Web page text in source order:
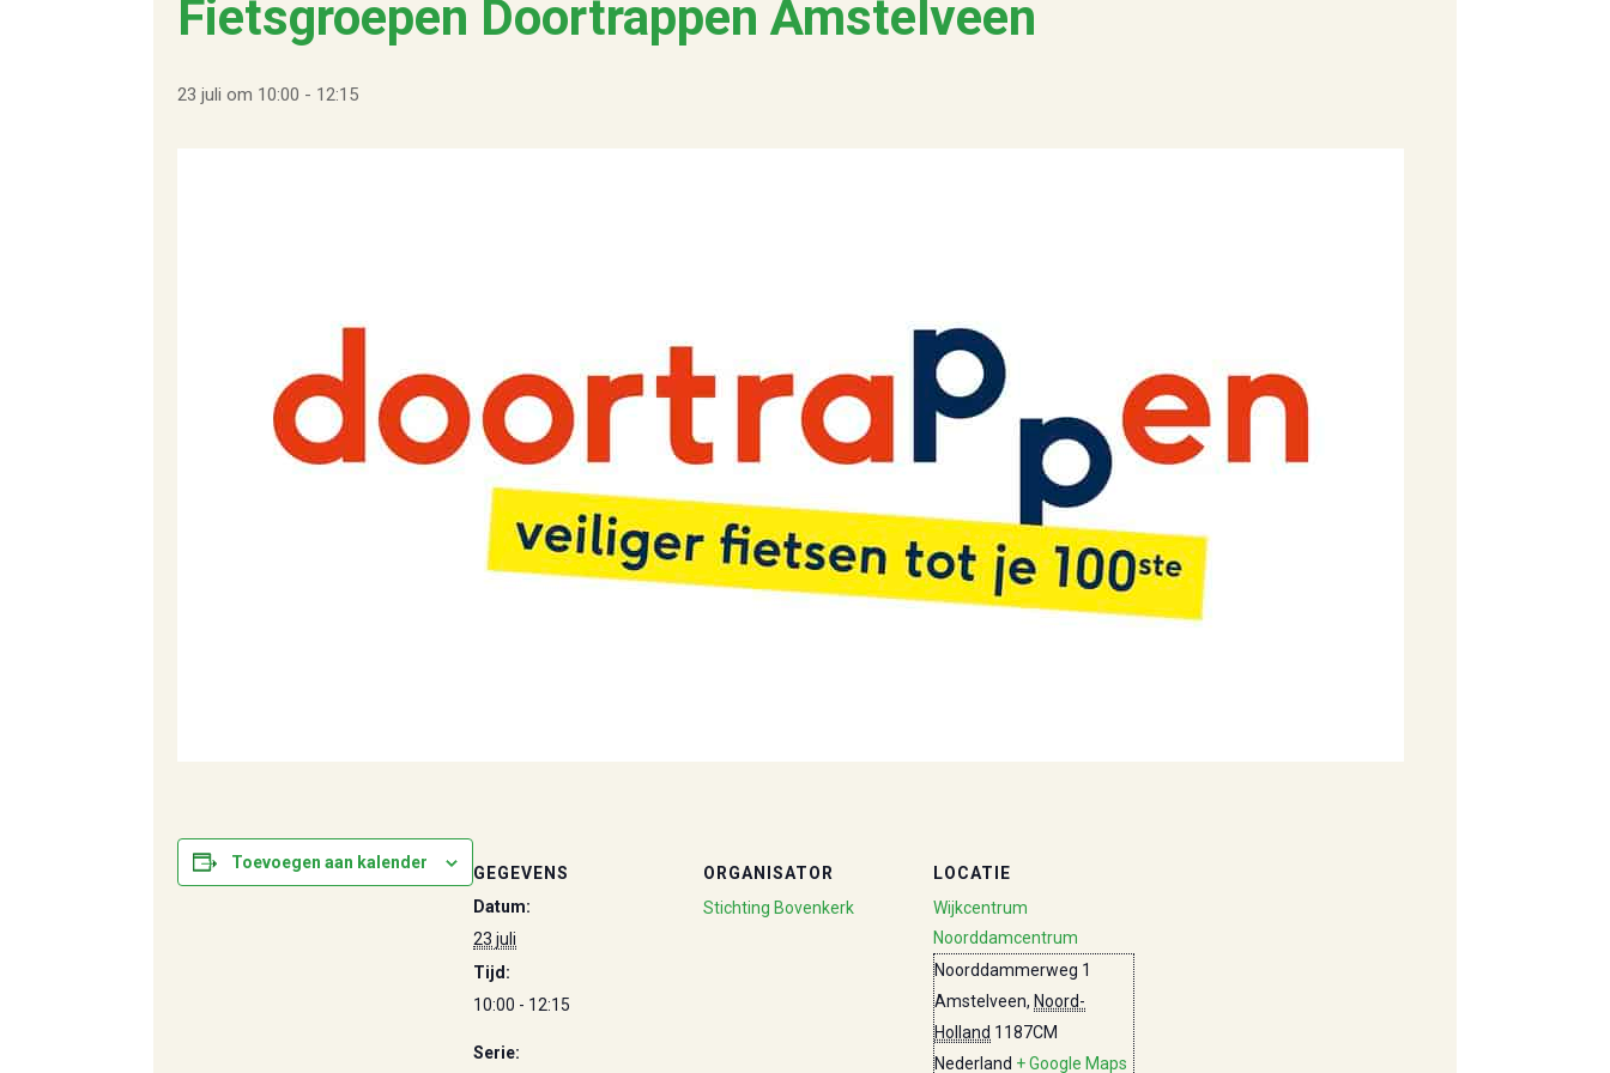
Fietsgroepen Doortrappen Amstelveen
23 juli om 10:00 - 12:15
Toevoegen aan kalender
GEGEVENS
Datum:
23 juli
Tijd:
10:00 - 12:15
Serie:
ORGANISATOR
Stichting Bovenkerk
LOCATIE
Wijkcentrum
Noorddamcentrum
Noorddammerweg 1
Amstelveen, Noord-
Holland 1187CM
Nederland + Google Maps